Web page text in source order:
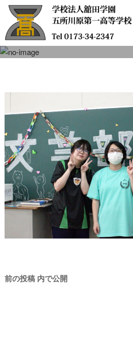
投
前の投稿 内で公開